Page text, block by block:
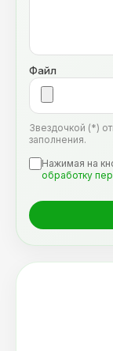
Файл
Звездочкой (*)
заполнения.
Нажимая на
обработку